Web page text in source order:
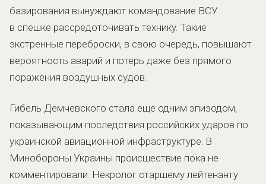
базирования вынуждают командование ВСУ
в спешке рассредоточивать технику. Такие
экстренные переброски, в свою очередь, повышают
вероятность аварий и потерь даже без прямого
поражения воздушных судов.
Гибель Демчевского стала еще одним эпизодом,
показывающим последствия российских ударов по
украинской авиационной инфраструктуре. В
Минобороны Украины происшествие пока не
комментировали. Некролог старшему лейтенанту